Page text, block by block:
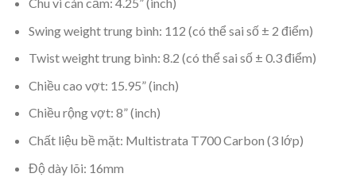
Swing weight trung bình: 112 (có thể sai số ± 2 điểm)
Twist weight trung bình: 8.2 (có thể sai số ± 0.3 điểm)
Chiều cao vợt: 15.95” (inch)
Chiều rộng vợt: 8” (inch)
Chất liệu bề mặt: Multistrata T700 Carbon (3 lớp)
Độ dày lõi: 16mm